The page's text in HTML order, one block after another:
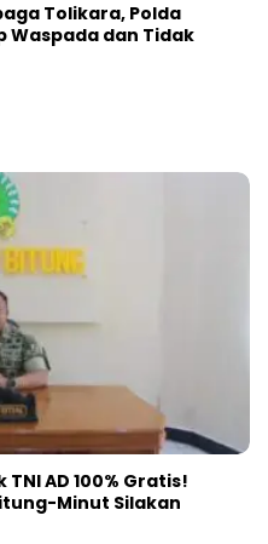
Tolikara, Polda
Waspada dan Tidak
AD 100% Gratis!
Minut Silakan